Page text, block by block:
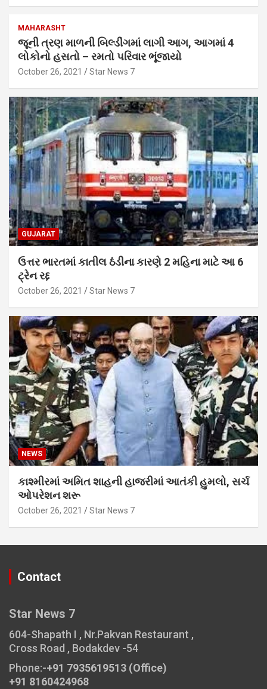
MAHARASHT
જૂની ત્રણ માળની બિલ્ડીંગમાં લાગી આગ, આગમાં 4
લોકોનો હસતો – રમતો પરિવાર ભૂંજાયો
October 26, 2021 Star News 7
GUJARAT
ઉત્તર ભારતમાં કાતીલ ઠંડીના કારણે 2 મહિના માટે આ 6
ટ્રેન રદ્દ
October 26, 2021 Star News 7
NEWS
કાશ્મીરમાં અમિત શાહની હાજરીમાં આતંકી હુમલો, સર્ચ
ઓપરેશન શરૂ
October 26, 2021 Star News 7
Contact
Star News 7
604-Shapath I , Nr.Pakvan Restaurant ,
Cross Road , Bodakdev -54
Phone:-+91 7935619513 (Office)
+91 8160424968